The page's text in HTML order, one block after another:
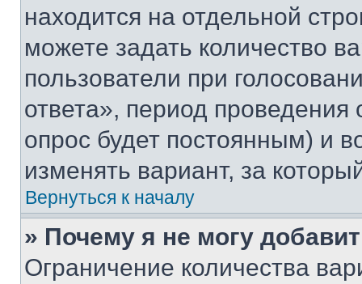
находится на отдельной
можете задать количество
пользователи при
ответа», период проведения
опрос будет постоянным) и
изменять вариант, за
Вернуться к началу
» Почему я не могу
Ограничение количества